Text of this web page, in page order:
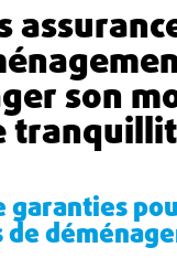
son
garanties
de